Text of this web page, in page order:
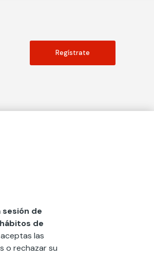
Regístrate
Documentación
Fundación Mapfre
de
de
las
o rechazar su